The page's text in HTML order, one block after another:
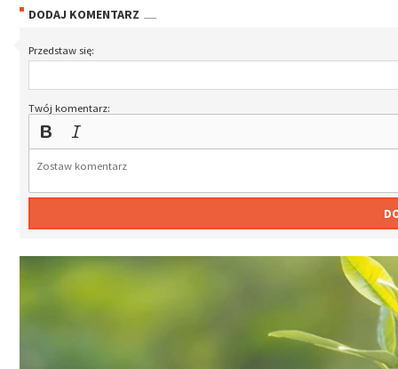
DODAJ KOMENTARZ
Przedstaw się:
Twój komentarz: